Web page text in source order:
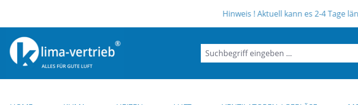
Hinweis ! Aktuell kann es 2-4 Tage länger